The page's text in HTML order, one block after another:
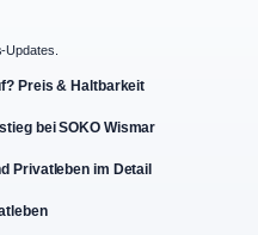
Updates.
Preis & Haltbarkeit
bei SOKO Wismar
Privatleben im Detail